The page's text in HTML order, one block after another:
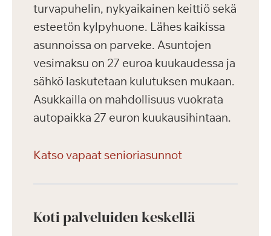
turvapuhelin, nykyaikainen keittiö sekä
esteetön kylpyhuone. Lähes kaikissa
asunnoissa on parveke. Asuntojen
vesimaksu on 27 euroa kuukaudessa ja
sähkö laskutetaan kulutuksen mukaan.
Asukkailla on mahdollisuus vuokrata
autopaikka 27 euron kuukausihintaan.
Katso vapaat senioriasunnot
Koti palveluiden keskellä